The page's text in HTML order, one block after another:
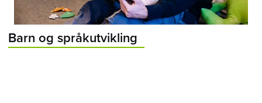
Barn og språkutvikling